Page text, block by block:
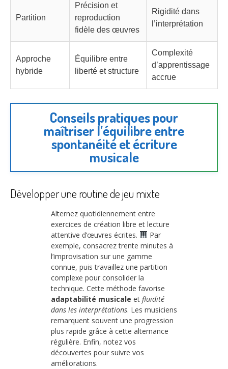
Partition
Précision et
reproduction
fidèle des œuvres
Rigidité dans
l’interprétation
Approche
hybride
Équilibre entre
liberté et structure
Complexité
d’apprentissage
accrue
Conseils pratiques pour
maîtriser l’équilibre entre
spontanéité et écriture
musicale
Développer une routine de jeu mixte
Alternez quotidiennement entre
exercices de création libre et lecture
attentive d’œuvres écrites.
Par
exemple, consacrez trente minutes à
l’improvisation sur une gamme
connue, puis travaillez une partition
complexe pour consolider la
technique. Cette méthode favorise
adaptabilité musicale et fluidité
dans les interprétations. Les musiciens
remarquent souvent une progression
plus rapide grâce à cette alternance
régulière. Enfin, notez vos
découvertes pour suivre vos
améliorations.